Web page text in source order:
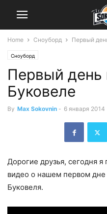
Home Сноуборд Первый
Сноуборд
Первый день
Буковеле
By Max Sokovnin - 6 января 2014
Дорогие друзья, сегодня
видео о нашем первом дне
Буковеля.